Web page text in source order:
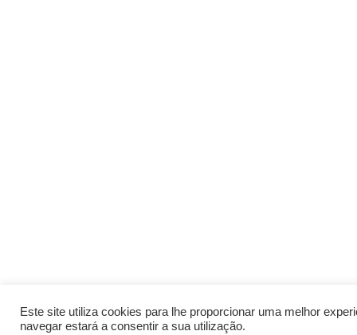
Este site utiliza cookies para lhe proporcionar uma melhor
navegar estará a consentir a sua utilização.